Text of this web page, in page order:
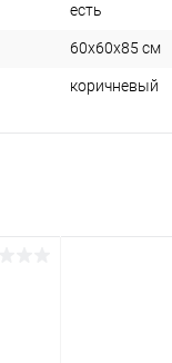
есть
60x60x85 см
коричневый